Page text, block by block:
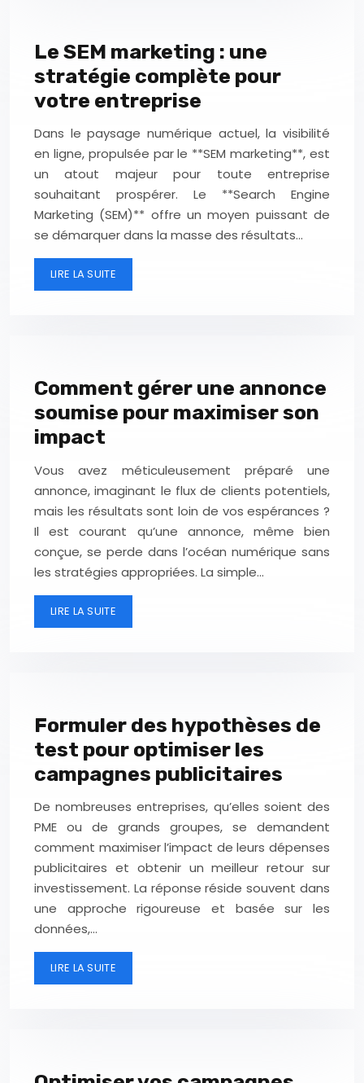
Le SEM marketing : une
stratégie complète pour
votre entreprise
Dans le paysage numérique actuel, la visibilité
en ligne, propulsée par le **SEM marketing**, est
un atout majeur pour toute entreprise
souhaitant prospérer. Le **Search Engine
Marketing (SEM)** offre un moyen puissant de
se démarquer dans la masse des résultats…
LIRE LA SUITE
Comment gérer une annonce
soumise pour maximiser son
impact
Vous avez méticuleusement préparé une
annonce, imaginant le flux de clients potentiels,
mais les résultats sont loin de vos espérances ?
Il est courant qu’une annonce, même bien
conçue, se perde dans l’océan numérique sans
les stratégies appropriées. La simple…
LIRE LA SUITE
Formuler des hypothèses de
test pour optimiser les
campagnes publicitaires
De nombreuses entreprises, qu’elles soient des
PME ou de grands groupes, se demandent
comment maximiser l’impact de leurs dépenses
publicitaires et obtenir un meilleur retour sur
investissement. La réponse réside souvent dans
une approche rigoureuse et basée sur les
données,…
LIRE LA SUITE